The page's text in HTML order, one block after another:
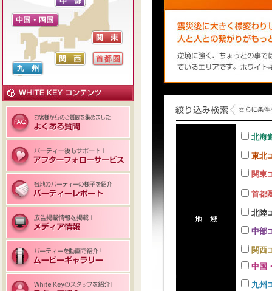
北海
東北
関東
首都
北陸
中部
関西
中国
九州